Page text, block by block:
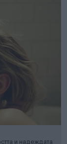
и надеждата